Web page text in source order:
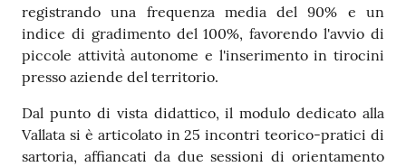
registrando una frequenza media del 90% e un
indice di gradimento del 100%, favorendo l'avvio di
piccole attività autonome e l'inserimento in tirocini
presso aziende del territorio.
Dal punto di vista didattico, il modulo dedicato alla
Vallata si è articolato in 25 incontri teorico-pratici di
sartoria, affiancati da due sessioni di orientamento